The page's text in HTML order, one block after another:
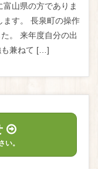
山県の方でありま
ます。 長泉町の操作
。 来年度自分の出
も兼ねて […]
い。